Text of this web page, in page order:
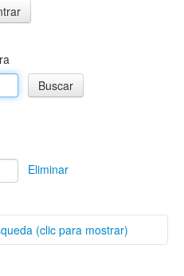
Eliminar
(clic para mostrar)